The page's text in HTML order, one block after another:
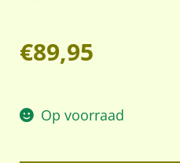
€89,95
Op voorraad